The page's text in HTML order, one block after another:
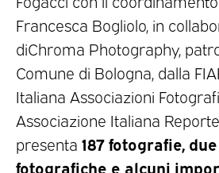
Francesca Bogliolo, in
diChroma Photography,
Comune di Bologna, dalla
Italiana Associazioni
Associazione Italiana
presenta 187 fotografie,
fotografiche e alcuni